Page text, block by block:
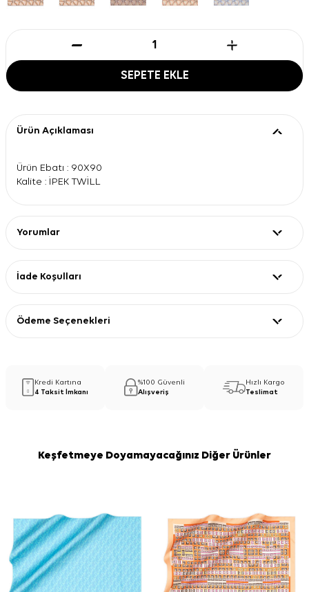
SEPETE EKLE
Ürün Açıklaması
Ürün Ebatı : 90X90
Kalite : İPEK TWİLL
Yorumlar
İade Koşulları
Ödeme Seçenekleri
Kredi Kartına
4 Taksit İmkanı
%100 Güvenli
Alışveriş
Hızlı Kargo
Teslimat
Keşfetmeye Doyamayacağınız Diğer Ürünler